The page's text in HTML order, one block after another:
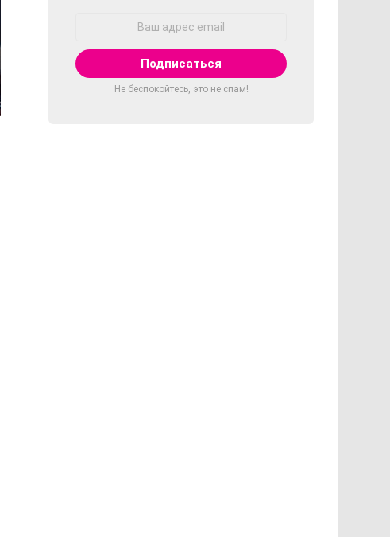
Не беспокойтесь, это не спам!